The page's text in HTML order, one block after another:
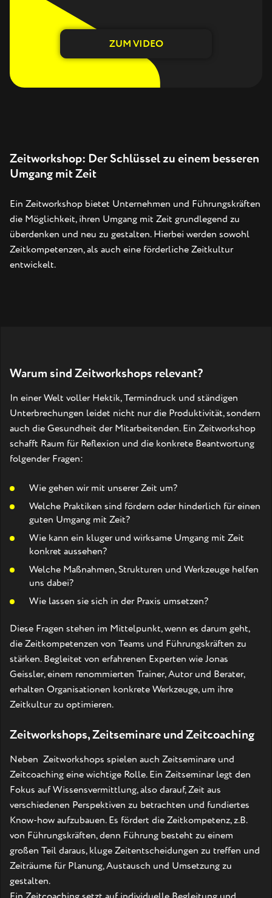
ZUM VIDEO
Zeitworkshop: Der Schlüssel zu einem besseren
Umgang mit Zeit
Ein Zeitworkshop bietet Unternehmen und Führungskräften
die Möglichkeit, ihren Umgang mit Zeit grundlegend zu
überdenken und neu zu gestalten. Hierbei werden sowohl
Zeitkompetenzen, als auch eine förderliche Zeitkultur
entwickelt.
Warum sind Zeitworkshops relevant?
In einer Welt voller Hektik, Termindruck und ständigen
Unterbrechungen leidet nicht nur die Produktivität, sondern
auch die Gesundheit der Mitarbeitenden. Ein Zeitworkshop
schafft Raum für Reflexion und die konkrete Beantwortung
folgender Fragen:
Wie gehen wir mit unserer Zeit um?
Welche Praktiken sind fördern oder hinderlich für einen
guten Umgang mit Zeit?
Wie kann ein kluger und wirksame Umgang mit Zeit
konkret aussehen?
Welche Maßnahmen, Strukturen und Werkzeuge helfen
uns dabei?
Wie lassen sie sich in der Praxis umsetzen?
Diese Fragen stehen im Mittelpunkt, wenn es darum geht,
die Zeitkompetenzen von Teams und Führungskräften zu
stärken. Begleitet von erfahrenen Experten wie Jonas
Geissler, einem renommierten Trainer, Autor und Berater,
erhalten Organisationen konkrete Werkzeuge, um ihre
Zeitkultur zu optimieren.
Zeitworkshops, Zeitseminare und Zeitcoaching
Neben Zeitworkshops spielen auch Zeitseminare und
Zeitcoaching eine wichtige Rolle. Ein Zeitseminar legt den
Fokus auf Wissensvermittlung, also darauf, Zeit aus
verschiedenen Perspektiven zu betrachten und fundiertes
Know-how aufzubauen. Es fördert die Zeitkompetenz, z.B.
von Führungskräften, denn Führung besteht zu einem
großen Teil daraus, kluge Zeitentscheidungen zu treffen und
Zeiträume für Planung, Austausch und Umsetzung zu
gestalten.